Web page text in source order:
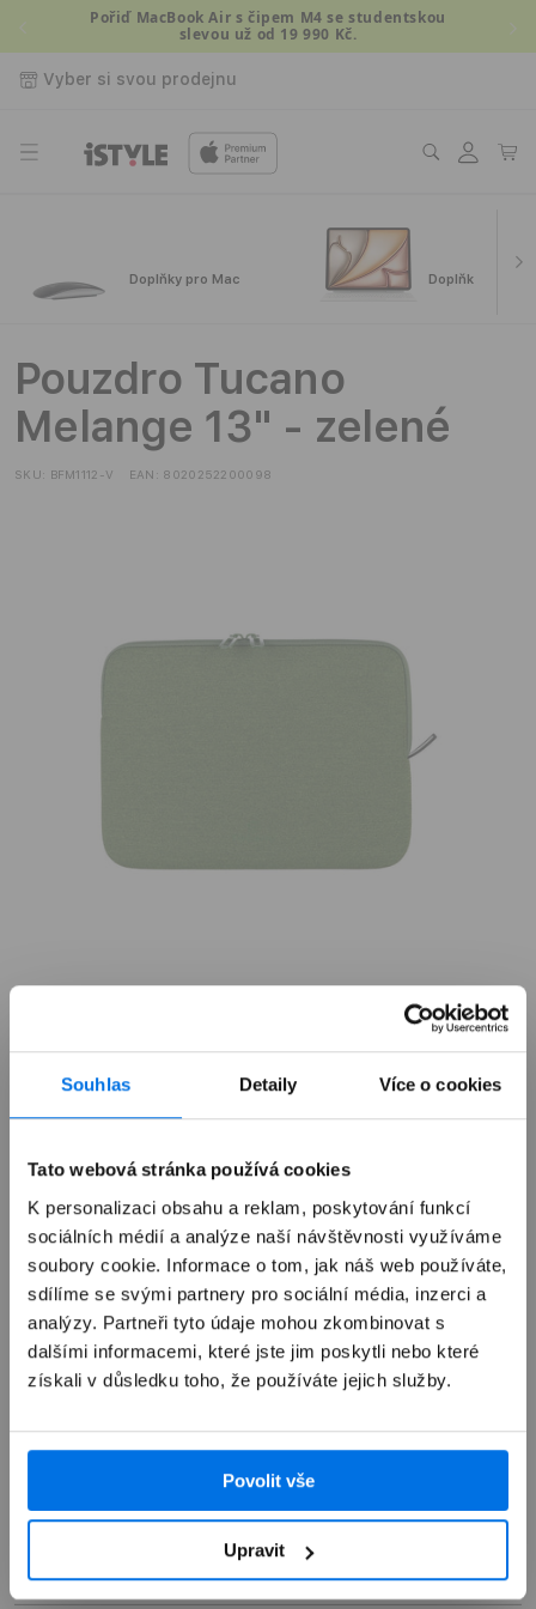
Souhlas Detaily Více o cookies
Tato webová stránka používá cookies
K personalizaci obsahu a reklam, poskytování funkcí
sociálních médií a analýze naší návštěvnosti využíváme
soubory cookie. Informace o tom, jak náš web používáte,
sdílíme se svými partnery pro sociální média, inzerci a
analýzy. Partneři tyto údaje mohou zkombinovat s
dalšími informacemi, které jste jim poskytli nebo které
získali v důsledku toho, že používáte jejich služby.
Povolit vše
Upravit
Přejít kPořiď MacBook Air s čipem M4 se studentskou
slevou už od 19 990 Kč.
Vyber si svou prodejnu
Přihlásit
se
Košík
Doplňky pro Mac Doplňky pro
Pouzdro Tucano
Melange 13" - zelené
SKU: BFM1112-V EAN: 8020252200098
Již není v prodeji
Autorizovaný servis Apple
Možnosti doručení
Pouzdro Tucano Melange